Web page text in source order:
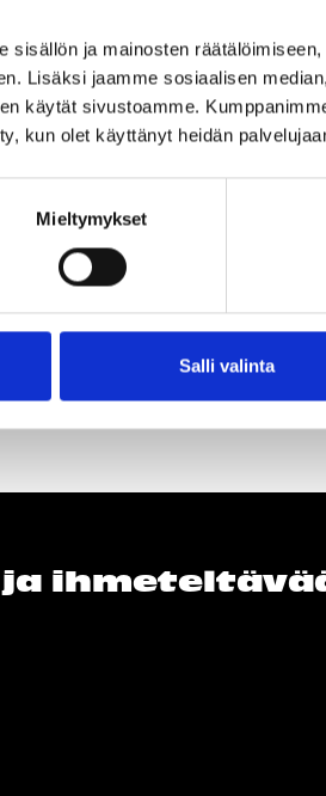
sisällön ja mainosten
Lisäksi jaamme sosiaalisen
käytät sivustoamme.
kun olet käyttänyt heidän
Mieltymykset
Salli valinta